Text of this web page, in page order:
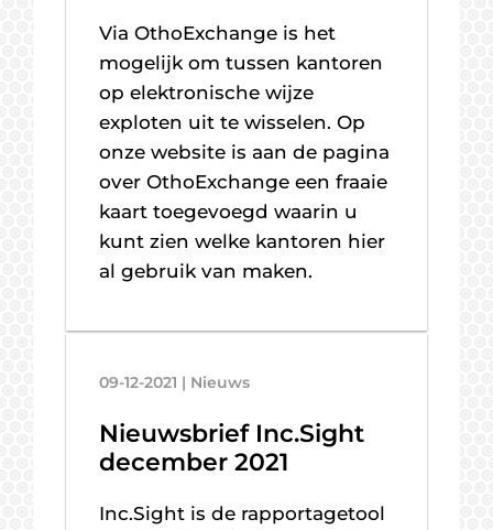
Via OthoExchange is het
mogelijk om tussen kantoren
op elektronische wijze
exploten uit te wisselen. Op
onze website is aan de pagina
over OthoExchange een fraaie
kaart toegevoegd waarin u
kunt zien welke kantoren hier
al gebruik van maken.
09-12-2021 | Nieuws
Nieuwsbrief Inc.Sight
december 2021
Inc.Sight is de rapportagetool